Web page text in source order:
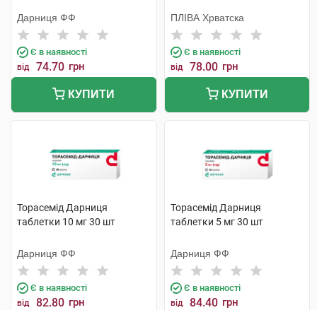
Дарниця ФФ
Є в наявності
від 74.70 грн
КУПИТИ
ПЛІВА Хрватска
Є в наявності
від 78.00 грн
КУПИТИ
Торасемід Дарниця
таблетки 10 мг 30 шт
Дарниця ФФ
Є в наявності
від 82.80 грн
Торасемід Дарниця
таблетки 5 мг 30 шт
Дарниця ФФ
Є в наявності
від 84.40 грн